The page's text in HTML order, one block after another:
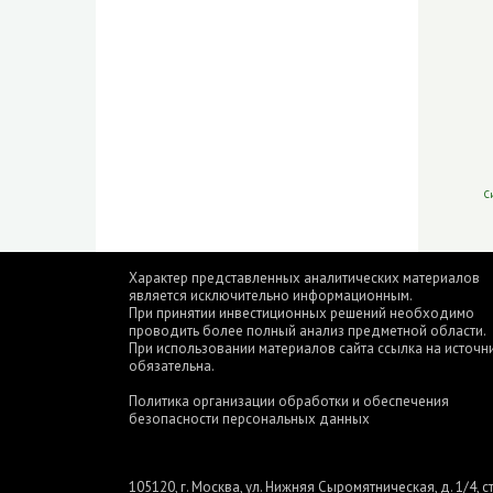
Характер представленных аналитических материалов
является исключительно информационным.
При принятии инвестиционных решений необходимо
проводить более полный анализ предметной области.
При использовании материалов сайта ссылка на
обязательна.
Политика организации обработки и обеспечения
безопасности персональных данных
105120, г. Москва, ул. Нижняя Сыромятническая, д. 1/4,